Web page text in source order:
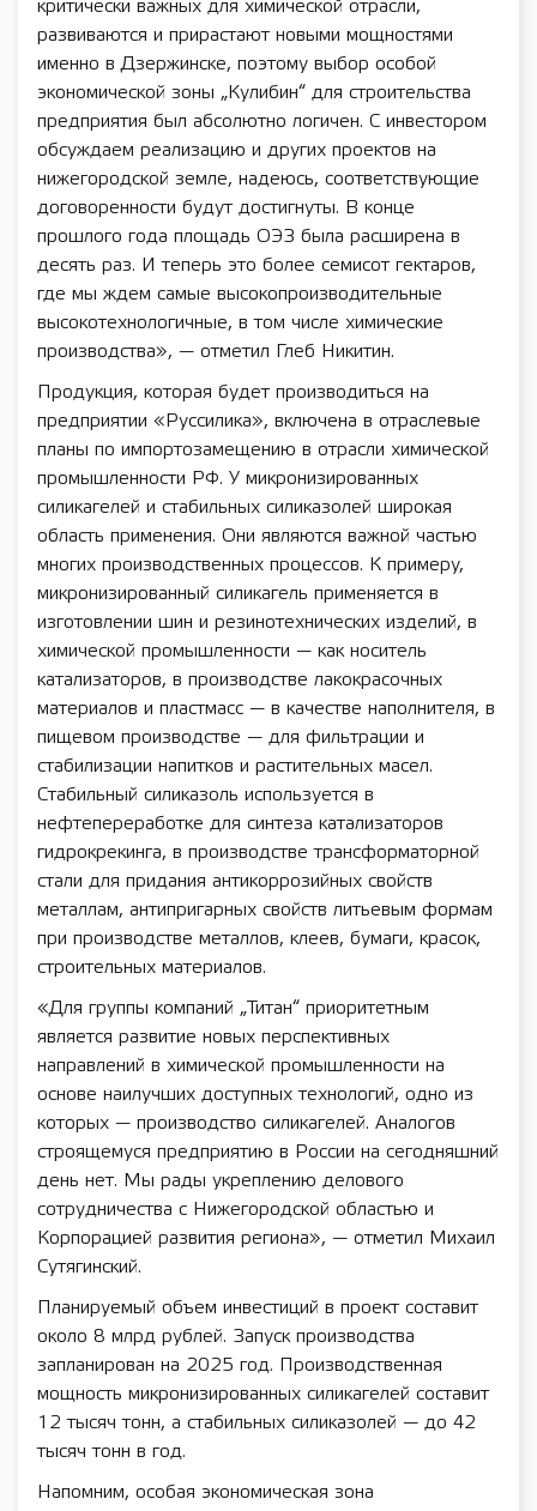
критически важных для химической отрасли,
развиваются и прирастают новыми мощностями
именно в Дзержинске, поэтому выбор особой
экономической зоны „Кулибин“ для строительства
предприятия был абсолютно логичен. С инвестором
обсуждаем реализацию и других проектов на
нижегородской земле, надеюсь, соответствующие
договоренности будут достигнуты. В конце
прошлого года площадь ОЭЗ была расширена в
десять раз. И теперь это более семисот гектаров,
где мы ждем самые высокопроизводительные
высокотехнологичные, в том числе химические
производства», — отметил Глеб Никитин.
Продукция, которая будет производиться на
предприятии «Руссилика», включена в отраслевые
планы по импортозамещению в отрасли химической
промышленности РФ. У микронизированных
силикагелей и стабильных силиказолей широкая
область применения. Они являются важной частью
многих производственных процессов. К примеру,
микронизированный силикагель применяется в
изготовлении шин и резинотехнических изделий, в
химической промышленности — как носитель
катализаторов, в производстве лакокрасочных
материалов и пластмасс — в качестве наполнителя, в
пищевом производстве — для фильтрации и
стабилизации напитков и растительных масел.
Стабильный силиказоль используется в
нефтепереработке для синтеза катализаторов
гидрокрекинга, в производстве трансформаторной
стали для придания антикоррозийных свойств
металлам, антипригарных свойств литьевым формам
при производстве металлов, клеев, бумаги, красок,
строительных материалов.
«Для группы компаний „Титан“ приоритетным
является развитие новых перспективных
направлений в химической промышленности на
основе наилучших доступных технологий, одно из
которых — производство силикагелей. Аналогов
строящемуся предприятию в России на сегодняшний
день нет. Мы рады укреплению делового
сотрудничества с Нижегородской областью и
Корпорацией развития региона», — отметил Михаил
Сутягинский.
Планируемый объем инвестиций в проект составит
около 8 млрд рублей. Запуск производства
запланирован на 2025 год. Производственная
мощность микронизированных силикагелей составит
12 тысяч тонн, а стабильных силиказолей — до 42
тысяч тонн в год.
Напомним, особая экономическая зона